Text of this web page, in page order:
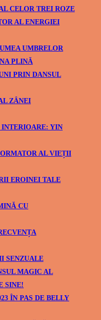
CELOR TREI ROZE
AL ENERGIEI
UMBRELOR
PLINĂ
PRIN DANSUL
ZÂNEI
YIN
AL VIEȚII
EROINEI TALE
CU
SENZUALE
MAGIC AL
SINE!
ÎN PAS DE BELLY